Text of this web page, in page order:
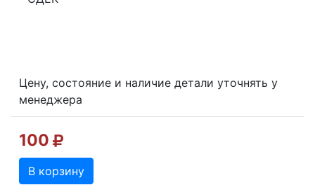
Цену, состояние и наличие детали уточнять у
менеджера
100
В корзину